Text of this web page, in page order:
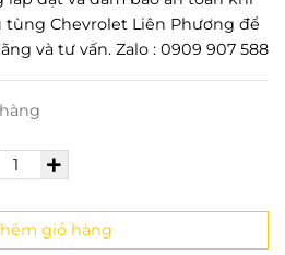
tùng Chevrolet Liên Phương để
và tư vấn. Zalo : 0909 907 588
giỏ hàng